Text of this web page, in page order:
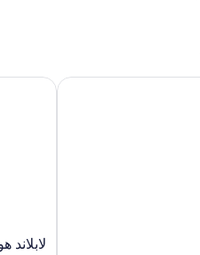
لابلاند
لابلاند
لابلاند